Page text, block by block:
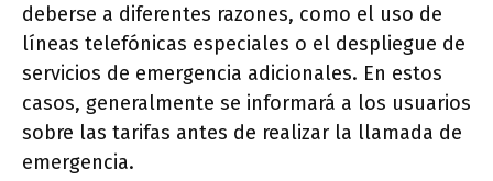
deberse a diferentes razones, como el uso de
líneas telefónicas especiales o el despliegue de
servicios de emergencia adicionales. En estos
casos, generalmente se informará a los usuarios
sobre las tarifas antes de realizar la llamada de
emergencia.